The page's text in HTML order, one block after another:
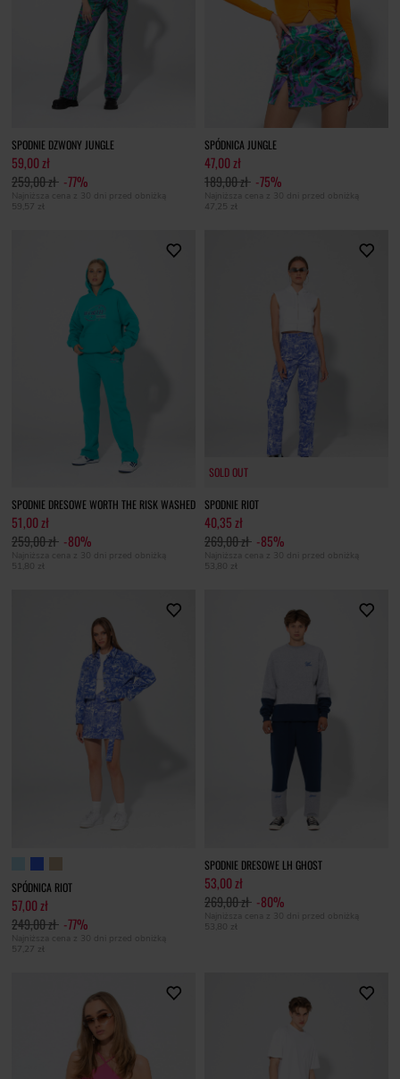
SPODNIE DZWONY JUNGLE
59,00 zł
259,00 zł -77%
Najniższa cena z 30 dni przed obniżką
59,57 zł
SPÓDNICA JUNGLE
47,00 zł
189,00 zł -75%
Najniższa cena z 30 dni przed obniżką
47,25 zł
SPODNIE DRESOWE WORTH THE RISK WASHED
51,00 zł
259,00 zł -80%
Najniższa cena z 30 dni przed obniżką
51,80 zł
SOLD OUT
SPODNIE RIOT
40,35 zł
269,00 zł -85%
Najniższa cena z 30 dni przed obniżką
53,80 zł
SPÓDNICA RIOT
57,00 zł
249,00 zł -77%
Najniższa cena z 30 dni przed obniżką
57,27 zł
SPODNIE DRESOWE LH GHOST
53,00 zł
269,00 zł -80%
Najniższa cena z 30 dni przed obniżką
53,80 zł